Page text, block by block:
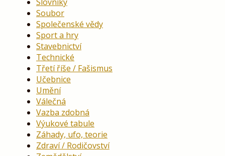
Soubor
Společenské vědy
Sport a hry
Stavebnictví
Technické
Třetí říše / Fašismus
Učebnice
Umění
Válečná
Vazba zdobná
Výukové tabule
Záhady, ufo, teorie
Zdraví / Rodičovství